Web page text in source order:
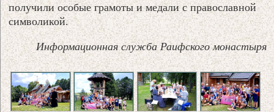
получили особые грамоты и медали с православной
символикой.
Информационная служба Раифского монастыря